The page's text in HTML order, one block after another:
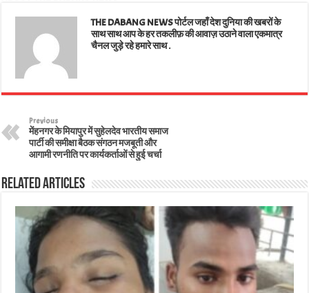
THE DABANG NEWS पोर्टल जहाँ देश दुनिया की खबरों के
साथ साथ आप के हर तकलीफ़ की आवाज़ उठाने वाला एकमात्र
चैनल जुड़े रहे हमारे साथ .
Previous
मेंहनगर के मियापुर में सुहेलदेव भारतीय समाज
पार्टी की समीक्षा बैठक संगठन मजबूती और
आगामी रणनीति पर कार्यकर्ताओं से हुई चर्चा
Related Articles